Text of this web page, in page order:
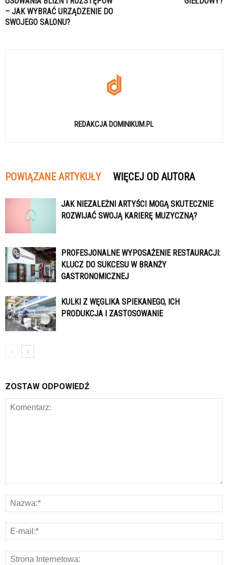
– JAK WYBRAĆ URZĄDZENIE DO
SWOJEGO SALONU?
REDAKCJA DOMINIKUM.PL
POWIĄZANE ARTYKUŁY WIĘCEJ OD AUTORA
JAK NIEZALEŻNI ARTYŚCI MOGĄ SKUTECZNIE
ROZWIJAĆ SWOJĄ KARIERĘ MUZYCZNĄ?
PROFESJONALNE WYPOSAŻENIE RESTAURACJI:
KLUCZ DO SUKCESU W BRANŻY
GASTRONOMICZNEJ
KULKI Z WĘGLIKA SPIEKANEGO, ICH
PRODUKCJA I ZASTOSOWANIE
ZOSTAW ODPOWIEDŹ